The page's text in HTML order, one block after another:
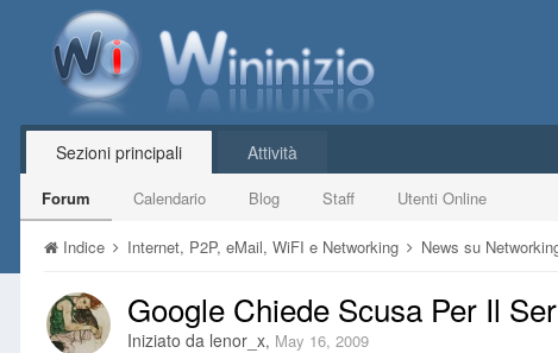
Sezioni principali
Forum Calendario Blog Staff Utenti Online
Attività
Indice Internet, P2P, eMail, WiFI e Networking News su
Google Chiede Scusa Per Il
Iniziato da lenor_x, May 16, 2009